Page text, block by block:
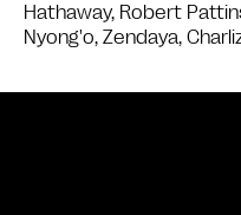
Hathaway, Robert
Nyong'o, Zendaya,